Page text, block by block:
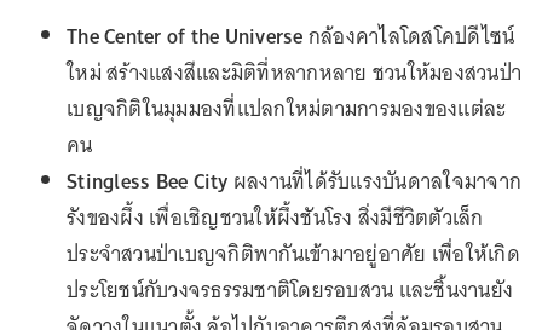
The Center of the Universeกล้องคาไลโดสโคปดีไซน์
ใหม่ สร้างแสงสีและมิติที่หลากหลาย ชวนให้มองสวนป่า
เบญจกิติในมุมมองที่แปลกใหม่ตามการมองของแต่ละ
คน
Stingless Bee City ผลงานที่ได้รับแรงบันดาลใจมาจาก
รังของผึ้ง เพื่อเชิญชวนให้ผึ้งชันโรง สิ่งมีชีวิตตัวเล็ก
ประจำสวนป่าเบญจกิติพากันเข้ามาอยู่อาศัย เพื่อให้เกิด
ประโยชน์กับวงจรธรรมชาติโดยรอบสวน และชิ้นงานยัง